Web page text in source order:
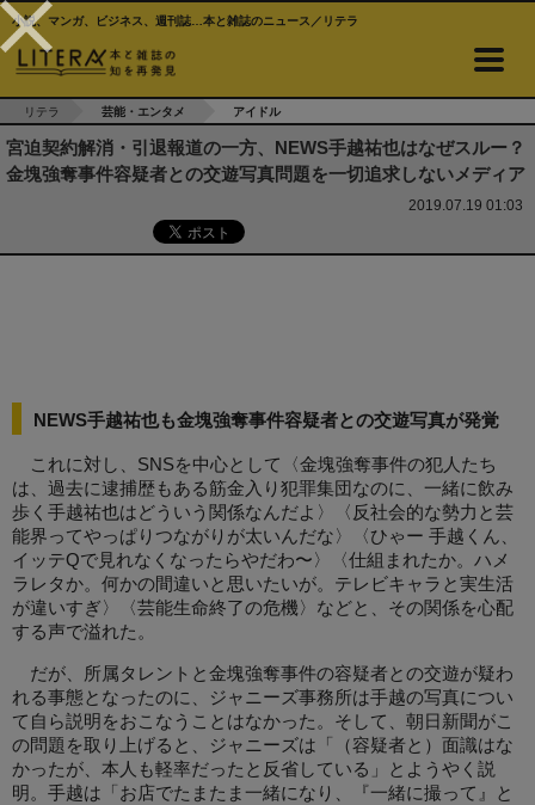
小説、マンガ、ビジネス、週刊誌…本と雑誌のニュース／リテラ
リテラ 芸能・エンタメ アイドル
宮迫契約解消・引退報道の一方、NEWS手越祐也はなぜスルー？
金塊強奪事件容疑者との交遊写真問題を一切追求しないメディア
2019.07.19 01:03
NEWS手越祐也も金塊強奪事件容疑者との交遊写真が発覚
これに対し、SNSを中心として〈金塊強奪事件の犯人たち
は、過去に逮捕歴もある筋金入り犯罪集団なのに、一緒に飲み
歩く手越祐也はどういう関係なんだよ〉〈反社会的な勢力と芸
能界ってやっぱりつながりが太いんだな〉〈ひゃー 手越くん、
イッテQで見れなくなったらやだわ〜〉〈仕組まれたか。ハメ
ラレタか。何かの間違いと思いたいが。テレビキャラと実生活
が違いすぎ〉〈芸能生命終了の危機〉などと、その関係を心配
する声で溢れた。
だが、所属タレントと金塊強奪事件の容疑者との交遊が疑わ
れる事態となったのに、ジャニーズ事務所は手越の写真につい
て自ら説明をおこなうことはなかった。そして、朝日新聞がこ
の問題を取り上げると、ジャニーズは「（容疑者と）面識はな
かったが、本人も軽率だったと反省している」とようやく説
明。手越は「お店でたまたま一緒になり、『一緒に撮って』と